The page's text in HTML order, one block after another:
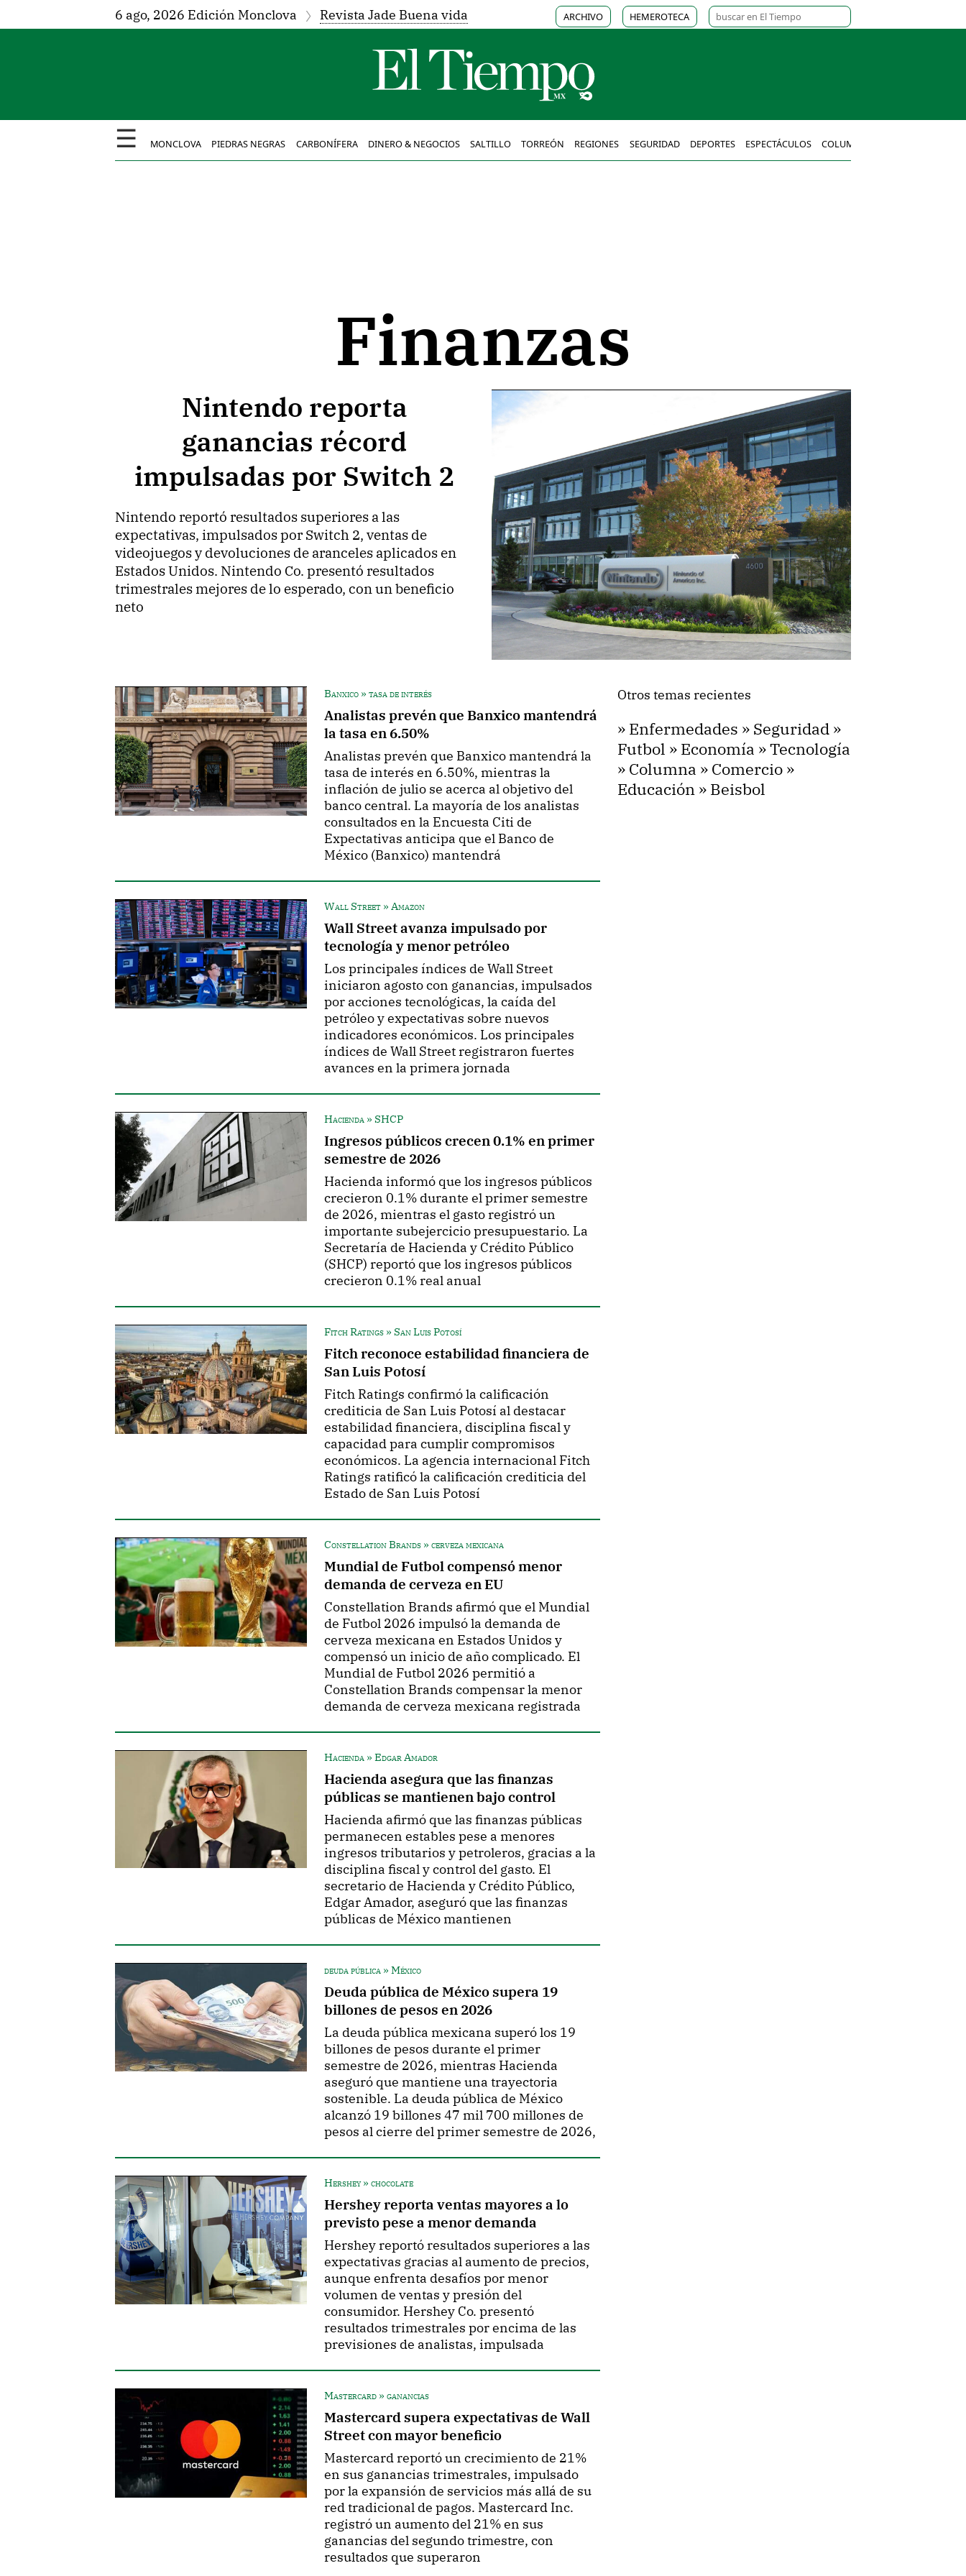
6 ago, 2026 Edición Monclova Revista Jade Buena vida HEMEROTECA
ARCHIVO
☰ MONCLOVA PIEDRAS NEGRAS CARBONÍFERA DINERO & NEGOCIOS SALTILLO TORREÓN REGIONES SEGURIDAD DEPORTES ESPECTÁCULOS COLUMNAS
Finanzas
Nintendo reporta
ganancias récord
impulsadas por Switch 2
Nintendo reportó resultados superiores a las
expectativas, impulsados por Switch 2, ventas de
videojuegos y devoluciones de aranceles aplicados en
Estados Unidos. Nintendo Co. presentó resultados
trimestrales mejores de lo esperado, con un beneficio
neto
Banxico » tasa de interés
Analistas prevén que Banxico mantendrá
la tasa en 6.50%
Analistas prevén que Banxico mantendrá la
tasa de interés en 6.50%, mientras la
inflación de julio se acerca al objetivo del
banco central. La mayoría de los analistas
consultados en la Encuesta Citi de
Expectativas anticipa que el Banco de
México (Banxico) mantendrá
Wall Street » Amazon
Wall Street avanza impulsado por
tecnología y menor petróleo
Los principales índices de Wall Street
iniciaron agosto con ganancias, impulsados
por acciones tecnológicas, la caída del
petróleo y expectativas sobre nuevos
indicadores económicos. Los principales
índices de Wall Street registraron fuertes
avances en la primera jornada
Hacienda » SHCP
Ingresos públicos crecen 0.1% en primer
semestre de 2026
Hacienda informó que los ingresos públicos
crecieron 0.1% durante el primer semestre
de 2026, mientras el gasto registró un
importante subejercicio presupuestario. La
Secretaría de Hacienda y Crédito Público
(SHCP) reportó que los ingresos públicos
crecieron 0.1% real anual
Fitch Ratings » San Luis Potosí
Fitch reconoce estabilidad financiera de
San Luis Potosí
Fitch Ratings confirmó la calificación
crediticia de San Luis Potosí al destacar
estabilidad financiera, disciplina fiscal y
capacidad para cumplir compromisos
económicos. La agencia internacional Fitch
Ratings ratificó la calificación crediticia del
Estado de San Luis Potosí
Constellation Brands » cerveza mexicana
Mundial de Futbol compensó menor
demanda de cerveza en EU
Constellation Brands afirmó que el Mundial
de Futbol 2026 impulsó la demanda de
cerveza mexicana en Estados Unidos y
compensó un inicio de año complicado. El
Mundial de Futbol 2026 permitió a
Constellation Brands compensar la menor
demanda de cerveza mexicana registrada
Hacienda » Edgar Amador
Hacienda asegura que las finanzas
públicas se mantienen bajo control
Hacienda afirmó que las finanzas públicas
permanecen estables pese a menores
ingresos tributarios y petroleros, gracias a la
disciplina fiscal y control del gasto. El
secretario de Hacienda y Crédito Público,
Edgar Amador, aseguró que las finanzas
públicas de México mantienen
deuda pública » México
Deuda pública de México supera 19
billones de pesos en 2026
La deuda pública mexicana superó los 19
billones de pesos durante el primer
semestre de 2026, mientras Hacienda
aseguró que mantiene una trayectoria
sostenible. La deuda pública de México
alcanzó 19 billones 47 mil 700 millones de
pesos al cierre del primer semestre de 2026,
Hershey » chocolate
Hershey reporta ventas mayores a lo
previsto pese a menor demanda
Hershey reportó resultados superiores a las
expectativas gracias al aumento de precios,
aunque enfrenta desafíos por menor
volumen de ventas y presión del
consumidor. Hershey Co. presentó
resultados trimestrales por encima de las
previsiones de analistas, impulsada
Mastercard » ganancias
Mastercard supera expectativas de Wall
Street con mayor beneficio
Mastercard reportó un crecimiento de 21%
en sus ganancias trimestrales, impulsado
por la expansión de servicios más allá de su
red tradicional de pagos. Mastercard Inc.
registró un aumento del 21% en sus
ganancias del segundo trimestre, con
resultados que superaron
Otros temas recientes
» Enfermedades » Seguridad»
Futbol » Economía »Tecnología
» Columna » Comercio»
Educación» Beisbol